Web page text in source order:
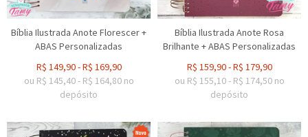
Bíblia Ilustrada Anote Florescer +
ABAS Personalizadas
R$ 149,90-R$ 169,90
ou R$ 145,40- R$ 164,80 no
depósito
Bíblia Ilustrada Anote Rosa
Brilhante + ABAS Personalizadas
R$ 159,90-R$ 179,90
ou R$ 155,10- R$ 174,50 no
depósito